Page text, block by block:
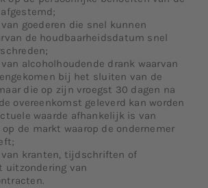
goederen die snel kunnen
de houdbaarheidsdatum snel
alcoholhoudende drank waarvan
bij het sluiten van de
die op zijn vroegst 30 dagen na
overeenkomst geleverd kan worden
waarde afhankelijk is van
de markt waarop de ondernemer
van kranten, tijdschriften of
uitzondering van